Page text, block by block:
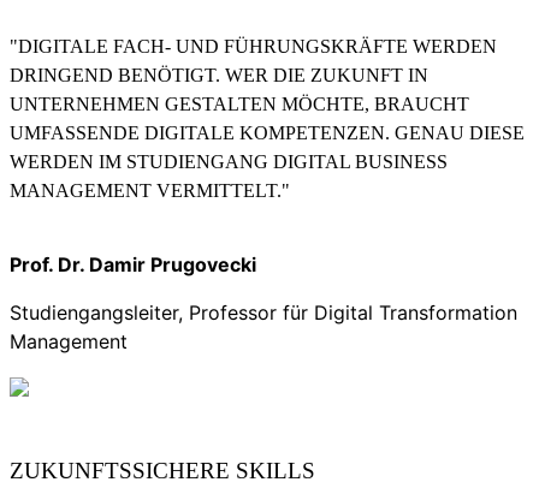
"DIGITALE FACH- UND FÜHRUNGSKRÄFTE WERDEN
DRINGEND BENÖTIGT. WER DIE ZUKUNFT IN
UNTERNEHMEN GESTALTEN MÖCHTE, BRAUCHT
UMFASSENDE DIGITALE KOMPETENZEN. GENAU DIESE
WERDEN IM STUDIENGANG DIGITAL BUSINESS
MANAGEMENT VERMITTELT."
Prof. Dr. Damir Prugovecki
Studiengangsleiter, Professor für Digital Transformation
Management
ZUKUNFTSSICHERE SKILLS